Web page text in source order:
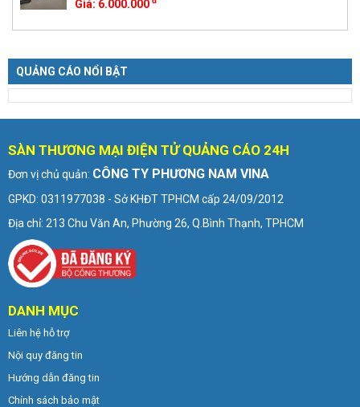
Giá: 6.000.000
QUẢNG CÁO NỔI BẬT
SÀN THƯƠNG MẠI ĐIỆN TỬ QUẢNG CÁO 24H
Đơn vị chủ quản: CÔNG TY PHƯƠNG NAM VINA
GPKD: 0311977038 - Sở KHĐT TPHCM cấp 24/09/2012
Địa chỉ: 213 Chu Văn An, Phường 26, Q.Bình Thạnh, TPHCM
DANH MỤC
Liên hệ hỗ trợ
Nội quy đăng tin
Hướng dẫn đăng tin
Chính sách bảo mật